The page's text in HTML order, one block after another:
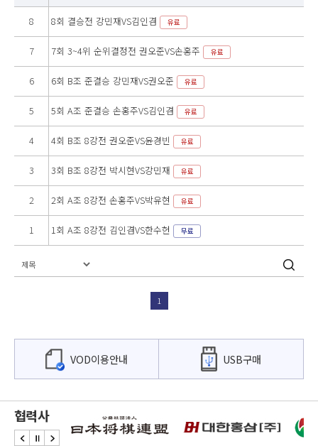
8 8회 결승전 강민재VS김인겸 유료
7 7회 3~4위 순위결정전 권오준VS손홍주 유료
6 6회 B조 준결승 강민재VS권오준 유료
5 5회 A조 준결승 손홍주VS김인겸 유료
4 4회 B조 8강전 권오준VS윤경빈 유료
3 3회 B조 8강전 박시현VS강민재 유료
2 2회 A조 8강전 손홍주VS박유현 유료
1 1회 A조 8강전 김인겸VS한수헌 무료
1
VOD이용안내 USB구매
협력사